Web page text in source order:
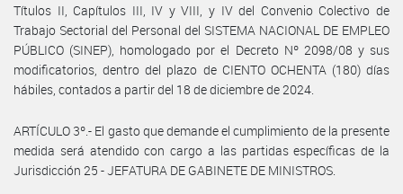
Títulos II, Capítulos III, IV y VIII, y IV del Convenio Colectivo de
Trabajo Sectorial del Personal del SISTEMA NACIONAL DE EMPLEO
PÚBLICO (SINEP), homologado por el Decreto Nº 2098/08 y sus
modificatorios, dentro del plazo de CIENTO OCHENTA (180) días
hábiles, contados a partir del 18 de diciembre de 2024.
ARTÍCULO 3º.- El gasto que demande el cumplimiento de la presente
medida será atendido con cargo a las partidas específicas de la
Jurisdicción 25 - JEFATURA DE GABINETE DE MINISTROS.